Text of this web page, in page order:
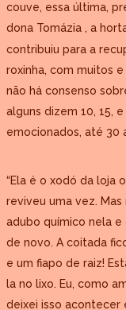
couve, essa última,
dona Tomázia , a
contribuiu para a
roxinha, com muitos
não há consenso
alguns dizem 10, 15,
emocionados, até 30
“Ela é o xodó da loja
reviveu uma vez.
adubo químico nela
de novo. A coitada
e um fiapo de raiz!
la no lixo. Eu, como
deixei isso acontecer